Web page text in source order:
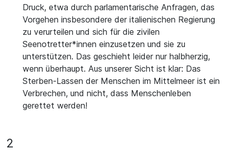
Druck, etwa durch parlamentarische Anfragen, das
Vorgehen insbesondere der italienischen Regierung
zu verurteilen und sich für die zivilen
Seenotretter*innen einzusetzen und sie zu
unterstützen. Das geschieht leider nur halbherzig,
wenn überhaupt. Aus unserer Sicht ist klar: Das
Sterben-Lassen der Menschen im Mittelmeer ist ein
Verbrechen, und nicht, dass Menschenleben
gerettet werden!
2